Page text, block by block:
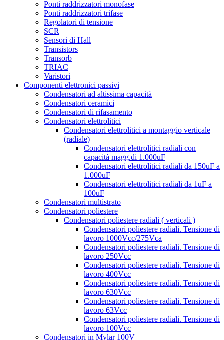
Ponti raddrizzatori monofase
Ponti raddrizzatori trifase
Regolatori di tensione
SCR
Sensori di Hall
Transistors
Transorb
TRIAC
Varistori
Componenti elettronici passivi
Condensatori ad altissima capacità
Condensatori ceramici
Condensatori di rifasamento
Condensatori elettrolitici
Condensatori elettrolitici a montaggio verticale
(radiale)
Condensatori elettrolitici radiali con
capacità magg.di 1.000uF
Condensatori elettrolitici radiali da 150uF a
1.000uF
Condensatori elettrolitici radiali da 1uF a
100uF
Condensatori multistrato
Condensatori poliestere
Condensatori poliestere radiali ( verticali )
Condensatori poliestere radiali. Tensione di
lavoro 1000Vcc/275Vca
Condensatori poliestere radiali. Tensione di
lavoro 250Vcc
Condensatori poliestere radiali. Tensione di
lavoro 400Vcc
Condensatori poliestere radiali. Tensione di
lavoro 630Vcc
Condensatori poliestere radiali. Tensione di
lavoro 63Vcc
Condensatori poliestere radiali. Tensione di
lavoro 100Vcc
Condensatori in Mylar 100V